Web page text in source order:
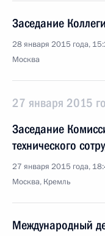
Заседание
28 января 2015 года,
Москва
27 января 2015
Заседание
технического
27 января 2015 года,
Москва, Кремль
Международный